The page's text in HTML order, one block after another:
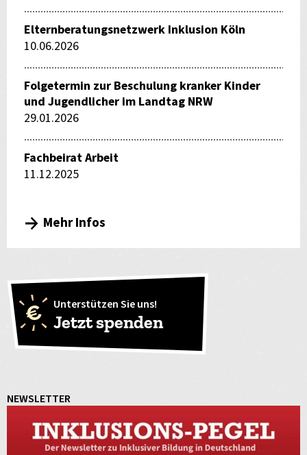
Elternberatungsnetzwerk Inklusion Köln
10.06.2026
Folgetermin zur Beschulung kranker Kinder
und Jugendlicher im Landtag NRW
29.01.2026
Fachbeirat Arbeit
11.12.2025
Mehr Infos
Unterstützen Sie uns!
Jetzt spenden
NEWSLETTER